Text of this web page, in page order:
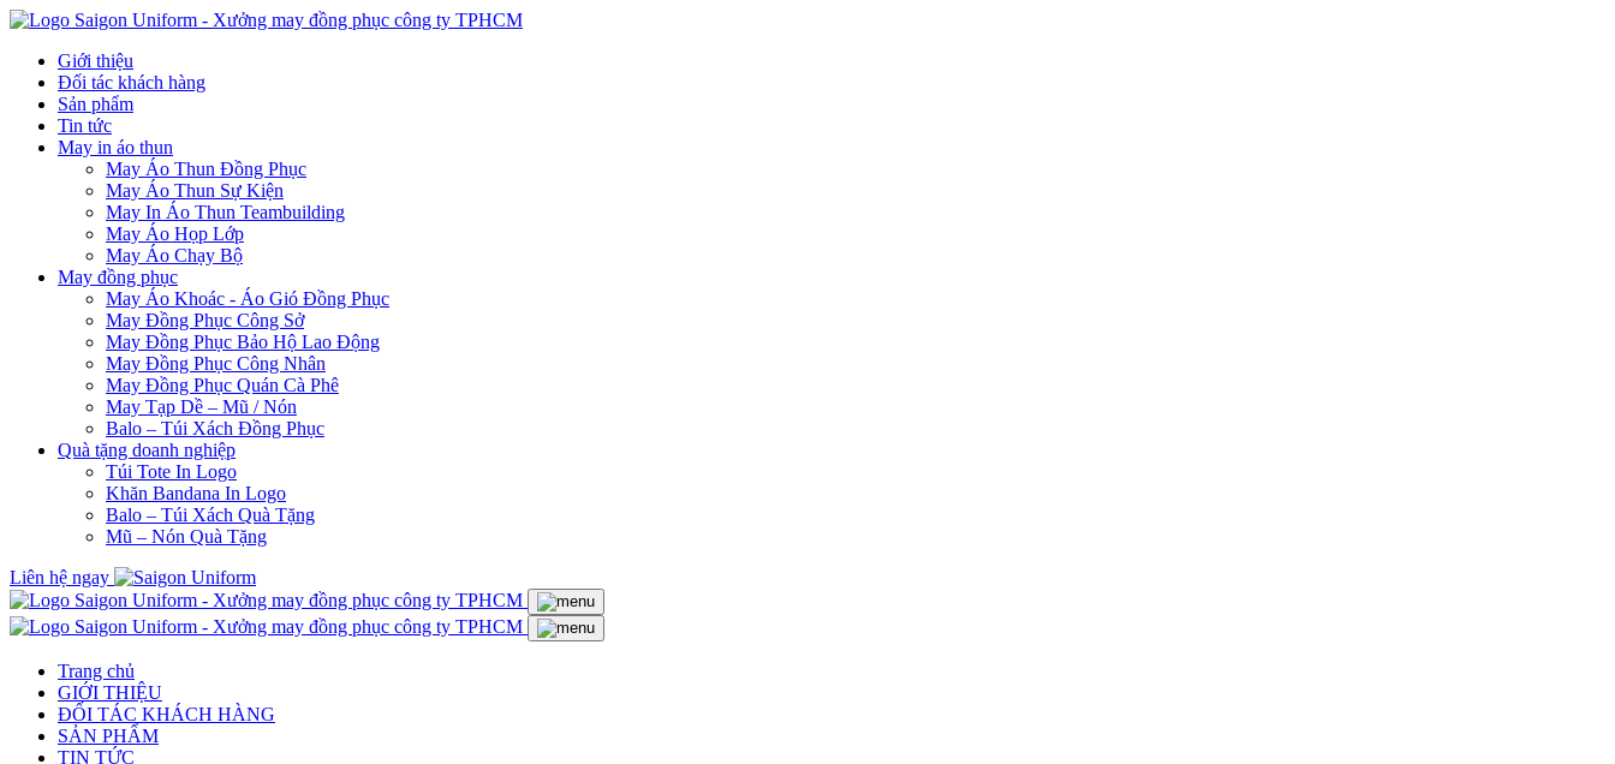
Giới thiệu
Đối tác khách hàng
Sản phẩm
Tin tức
May in áo thun
May Áo Thun Đồng Phục
May Áo Thun Sự Kiện
May In Áo Thun Teambuilding
May Áo Họp Lớp
May Áo Chạy Bộ
May đồng phục
May Áo Khoác - Áo Gió Đồng Phục
May Đồng Phục Công Sở
May Đồng Phục Bảo Hộ Lao Động
May Đồng Phục Công Nhân
May Đồng Phục Quán Cà Phê
May Tạp Dề – Mũ / Nón
Balo – Túi Xách Đồng Phục
Quà tặng doanh nghiệp
Túi Tote In Logo
Khăn Bandana In Logo
Balo – Túi Xách Quà Tặng
Mũ – Nón Quà Tặng
Liên hệ ngay
Trang chủ
GIỚI THIỆU
ĐỐI TÁC KHÁCH HÀNG
SẢN PHẨM
TIN TỨC